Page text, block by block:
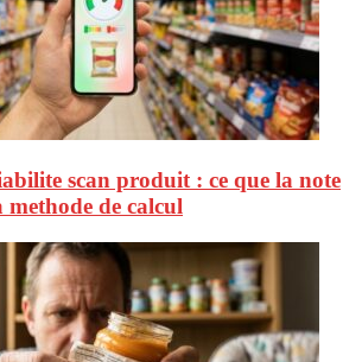
scan produit : ce que la note
methode de calcul